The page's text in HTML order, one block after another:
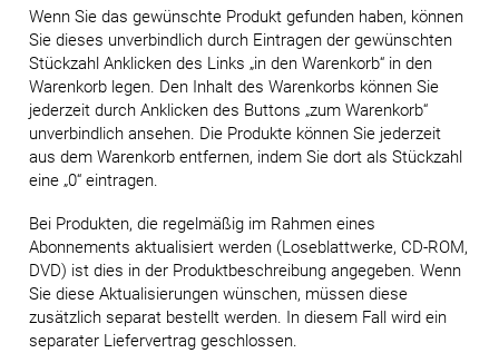
Wenn Sie das gewünschte Produkt gefunden haben, können
Sie dieses unverbindlich durch Eintragen der gewünschten
Stückzahl Anklicken des Links „in den Warenkorb“ in den
Warenkorb legen. Den Inhalt des Warenkorbs können Sie
jederzeit durch Anklicken des Buttons „zum Warenkorb“
unverbindlich ansehen. Die Produkte können Sie jederzeit
aus dem Warenkorb entfernen, indem Sie dort als Stückzahl
eine „0“ eintragen.
Bei Produkten, die regelmäßig im Rahmen eines
Abonnements aktualisiert werden (Loseblattwerke, CD-ROM,
DVD) ist dies in der Produktbeschreibung angegeben. Wenn
Sie diese Aktualisierungen wünschen, müssen diese
zusätzlich separat bestellt werden. In diesem Fall wird ein
separater Liefervertrag geschlossen.